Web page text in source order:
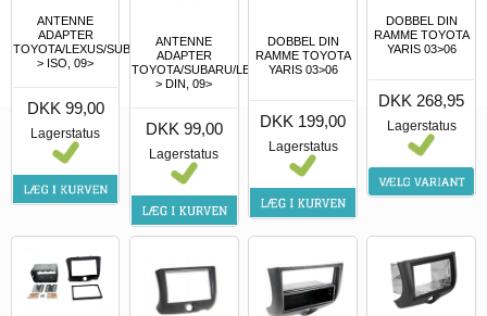
ANTENNE
ADAPTER
TOYOTA/LEXUS/SUBARU
> ISO, 09>
DKK 99,00
Lagerstatus
ANTENNE
ADAPTER
TOYOTA/SUBARU/LEXUS
> DIN, 09>
DKK 99,00
Lagerstatus
DOBBEL DIN
RAMME TOYOTA
YARIS 03>06
DKK 199,00
Lagerstatus
DOBBEL DIN
RAMME TOYOTA
YARIS 03>06
DKK 268,95
Lagerstatus